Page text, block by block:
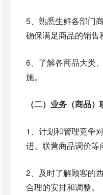
5、熟悉生鲜各部门
确保满足商品的销售
6、了解各商品大类
施。
（二）业务（商品）
1、计划和管理竞争
进、联营商品调价等
2、及时了解顾客的
合理的安排和调整。